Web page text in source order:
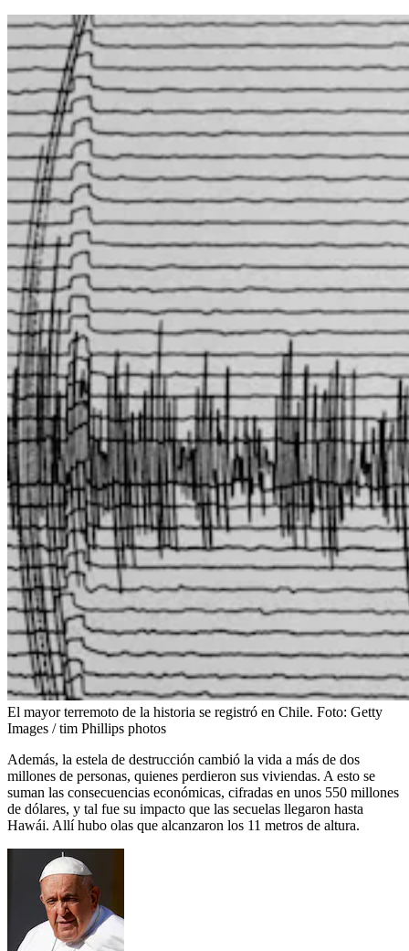
El mayor terremoto de la historia se registró en Chile. Foto: Getty
Images / tim Phillips photos
Además, la estela de destrucción cambió la vida a más de dos
millones de personas, quienes perdieron sus viviendas. A esto se
suman las consecuencias económicas, cifradas en unos 550 millones
de dólares, y tal fue su impacto que las secuelas llegaron hasta
Hawái. Allí hubo olas que alcanzaron los 11 metros de altura.